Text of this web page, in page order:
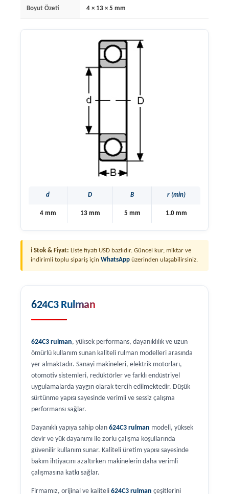
Boyut Özeti 4 × 13 × 5 mm
d D B r (min)
4 mm 13 mm 5 mm 1.0 mm
ℹ Stok & Fiyat: Liste fiyatı USD bazlıdır. Güncel kur, miktar ve
indirimli toplu sipariş için WhatsApp üzerinden ulaşabilirsiniz.
624C3 Rulman
624C3 rulman, yüksek performans, dayanıklılık ve uzun
ömürlü kullanım sunan kaliteli rulman modelleri arasında
yer almaktadır. Sanayi makineleri, elektrik motorları,
otomotiv sistemleri, redüktörler ve farklı endüstriyel
uygulamalarda yaygın olarak tercih edilmektedir. Düşük
sürtünme yapısı sayesinde verimli ve sessiz çalışma
performansı sağlar.
Dayanıklı yapıya sahip olan 624C3 rulman modeli, yüksek
devir ve yük dayanımı ile zorlu çalışma koşullarında
güvenilir kullanım sunar. Kaliteli üretim yapısı sayesinde
bakım ihtiyacını azaltırken makinelerin daha verimli
çalışmasına katkı sağlar.
Firmamız, orijinal ve kaliteli 624C3 rulman çeşitlerini